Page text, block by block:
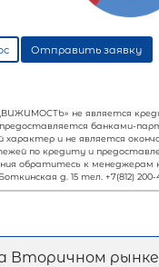
Вторичном рынке